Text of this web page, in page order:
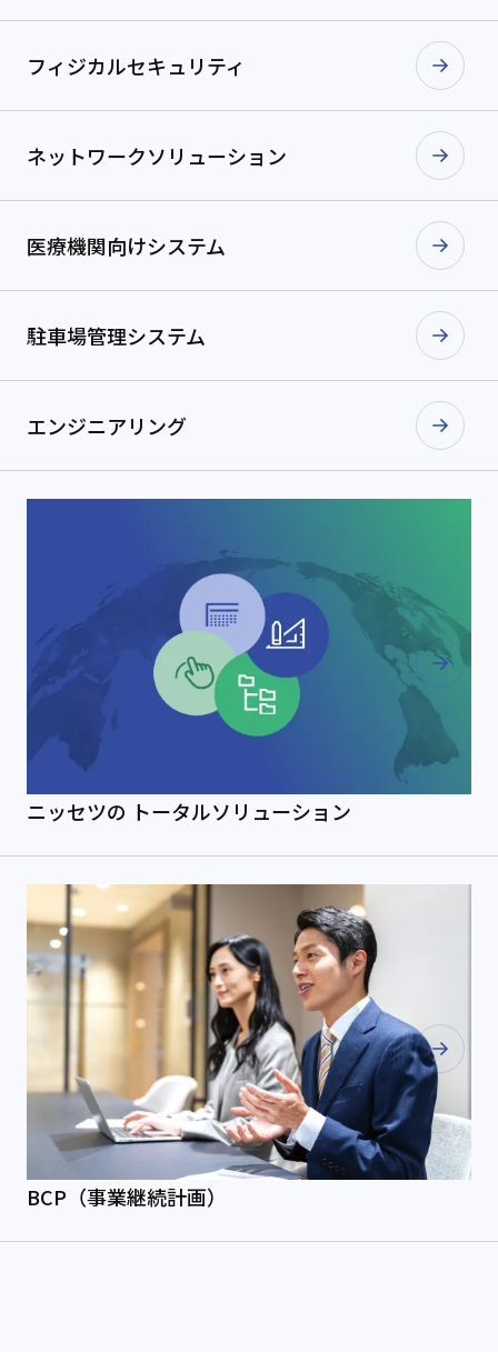
フィジカルセキュリティ
ネットワークソリューション
医療機関向けシステム
駐車場管理システム
エンジニアリング
ニッセツの トータルソリューション
BCP（事業継続計画）